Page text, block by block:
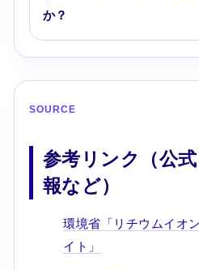
か？
SOURCE
参考リンク（公
報など）
環境省「リチウムイオ
イト」